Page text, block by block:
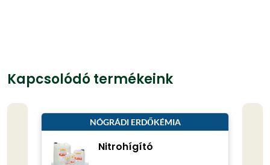
Kapcsolódó termékeink
NÓGRÁDI ERDŐKÉMIA
Nitrohígító